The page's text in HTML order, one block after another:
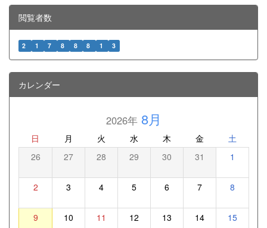
閲覧者数
2 1 7 8 8 8 1 3
カレンダー
2026年8月
日 月 火 水 木 金 土
26 27 28 29 30 31 1
2 3 4 5 6 7 8
9 10 11 12 13 14 15